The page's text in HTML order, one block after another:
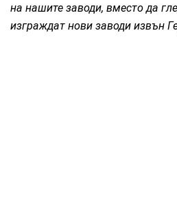
на нашите заводи, вместо да
изграждат нови заводи извън